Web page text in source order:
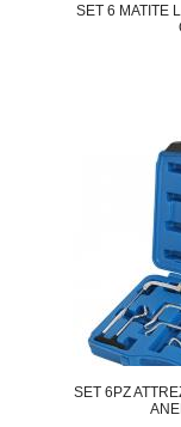
SET 6 MATITE
SET 6PZ